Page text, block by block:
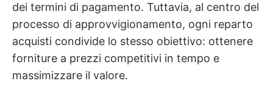
dei termini di pagamento. Tuttavia, al centro del
processo di approvvigionamento, ogni reparto
acquisti condivide lo stesso obiettivo: ottenere
forniture a prezzi competitivi in tempo e
massimizzare il valore.